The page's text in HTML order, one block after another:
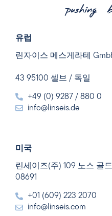
유럽
린자이스 메스게라테
43 95100 셀브 / 독일
+49 (0) 9287 / 880 0
info@linseis.de
미국
린세이즈(주) 109 노스 골
08691
+01 (609) 223 2070
info@linseis.com